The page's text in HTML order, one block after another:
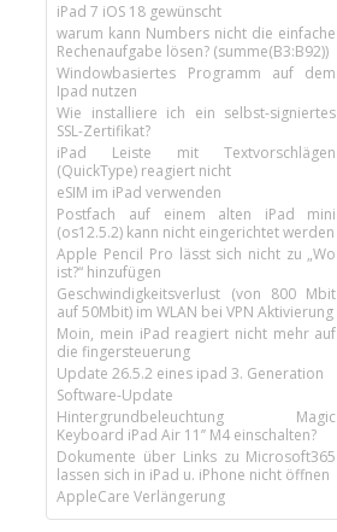
iPad 7 iOS 18 gewünscht
warum kann Numbers nicht die einfache
Rechenaufgabe lösen? (summe(B3:B92))
Windowbasiertes Programm auf dem
Ipad nutzen
Wie installiere ich ein selbst-signiertes
SSL-Zertifikat?
iPad Leiste mit Textvorschlägen
(QuickType) reagiert nicht
eSIM im iPad verwenden
Postfach auf einem alten iPad mini
(os12.5.2) kann nicht eingerichtet werden
Apple Pencil Pro lässt sich nicht zu „Wo
ist?“ hinzufügen
Geschwindigkeitsverlust (von 800 Mbit
auf 50Mbit) im WLAN bei VPN Aktivierung
Moin, mein iPad reagiert nicht mehr auf
die fingersteuerung
Update 26.5.2 eines ipad 3. Generation
Software-Update
Hintergrundbeleuchtung Magic
Keyboard iPad Air 11’’ M4 einschalten?
Dokumente über Links zu Microsoft365
lassen sich in iPad u. iPhone nicht öffnen
AppleCare Verlängerung